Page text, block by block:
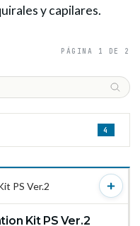
y capilares.
PÁGINA 1 DE 2
4
VER PRODUCTO →
Kit PS Ver.2